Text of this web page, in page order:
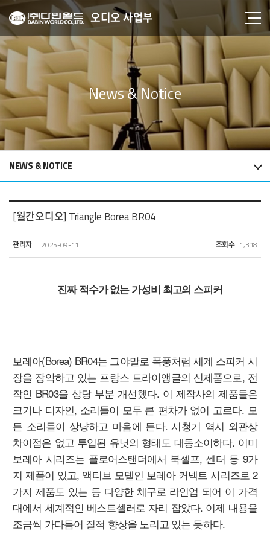
오디오 사업부
News & Notice
NEWS & NOTICE
[월간오디오] Triangle Borea BR04
관리자 2025-09-11 조회수 1,318
진짜 적수가 없는 가성비 최고의 스피커
보레아(Borea) BR04는 그야말로 폭풍처럼 세계 스피커 시
장을 장악하고 있는 프랑스 트라이앵글의 신제품으로, 전
작인 BR03을 상당 부분 개선했다. 이 제작사의 제품들은
크기나 디자인, 소리들이 모두 큰 편차가 없이 고르다. 모
든 소리들이 상냥하고 마음에 든다. 시청기 역시 외관상
차이점은 없고 투입된 유닛의 형태도 대동소이하다. 이미
보레아 시리즈는 플로어스탠더에서 북셀프, 센터 등 9가
지 제품이 있고, 액티브 모델인 보레아 커넥트 시리즈로 2
가지 제품도 있는 등 다양한 체구로 라인업 되어 이 가격
대에서 세계적인 베스트셀러로 자리 잡았다. 이제 내용을
조금씩 가다듬어 질적 향상을 노리고 있는 듯하다.